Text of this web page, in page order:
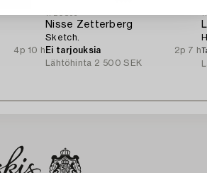
4p 10 h
1720896
Nisse Zetterberg
Sketch.
Ei tarjouksia
2p 7 h
Lähtöhinta 2 500 SEK